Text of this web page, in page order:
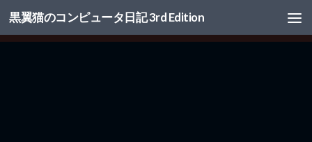
コンテンツへスキップ
黒翼猫のコンピュータ日記 3rd Edition